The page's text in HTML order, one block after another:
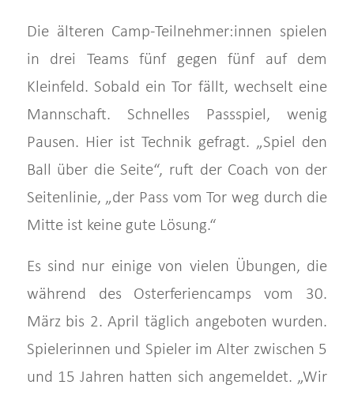
Die älteren Camp-Teilnehmer:innen spielen
in drei Teams fünf gegen fünf auf dem
Kleinfeld. Sobald ein Tor fällt, wechselt eine
Mannschaft. Schnelles Passspiel, wenig
Pausen. Hier ist Technik gefragt. „Spiel den
Ball über die Seite“, ruft der Coach von der
Seitenlinie, „der Pass vom Tor weg durch die
Mitte ist keine gute Lösung.“
Es sind nur einige von vielen Übungen, die
während des Osterferiencamps vom 30.
März bis 2. April täglich angeboten wurden.
Spielerinnen und Spieler im Alter zwischen 5
und 15 Jahren hatten sich angemeldet. „Wir